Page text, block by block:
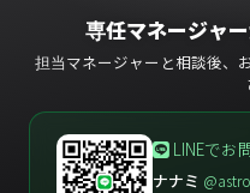
専任マネージャ
担当マネージャーと相談後、
LINEでお
ナナミ